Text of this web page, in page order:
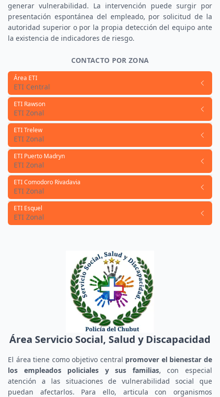
generar vulnerabilidad. La intervención puede surgir por
presentación espontánea del empleado, por solicitud de la
autoridad superior o por la propia detección del equipo ante
la existencia de indicadores de riesgo.
CONTACTO POR ZONA
Área ETI
ETI Central
ETI Rawson
ETI Zonal
ETI Trelew
ETI Zonal
ETI Puerto Madryn
ETI Zonal
ETI Comodoro Rivadavia
ETI Zonal
ETI Esquel
ETI Zonal
Área Servicio Social, Salud y Discapacidad
El área tiene como objetivo central promover el bienestar de
los empleados policiales y sus familias, con especial
atención a las situaciones de vulnerabilidad social que
puedan afectarlos. Para ello, articula con organismos